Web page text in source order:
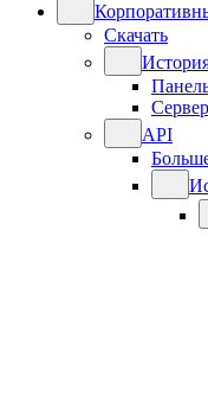
Скачать
API